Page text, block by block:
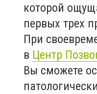
которой
первых трех
При
в Центр
Вы сможете